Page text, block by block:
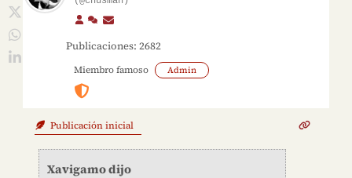
Publicaciones: 2682
Miembro famoso Admin
Publicación inicial
Xavigamo dijo